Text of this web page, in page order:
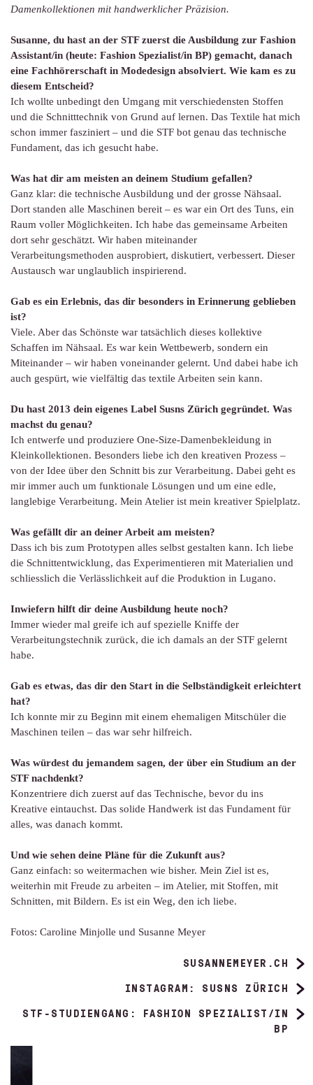
Damenkollektionen mit handwerklicher Präzision.
Susanne, du hast an der STF zuerst die Ausbildung zur Fashion
Assistant/in (heute: Fashion Spezialist/in BP) gemacht, danach
eine Fachhörerschaft in Modedesign absolviert. Wie kam es zu
diesem Entscheid?
Ich wollte unbedingt den Umgang mit verschiedensten Stoffen
und die Schnitttechnik von Grund auf lernen. Das Textile hat mich
schon immer fasziniert – und die STF bot genau das technische
Fundament, das ich gesucht habe.
Was hat dir am meisten an deinem Studium gefallen?
Ganz klar: die technische Ausbildung und der grosse Nähsaal.
Dort standen alle Maschinen bereit – es war ein Ort des Tuns, ein
Raum voller Möglichkeiten. Ich habe das gemeinsame Arbeiten
dort sehr geschätzt. Wir haben miteinander
Verarbeitungsmethoden ausprobiert, diskutiert, verbessert. Dieser
Austausch war unglaublich inspirierend.
Gab es ein Erlebnis, das dir besonders in Erinnerung geblieben
ist?
Viele. Aber das Schönste war tatsächlich dieses kollektive
Schaffen im Nähsaal. Es war kein Wettbewerb, sondern ein
Miteinander – wir haben voneinander gelernt. Und dabei habe ich
auch gespürt, wie vielfältig das textile Arbeiten sein kann.
Du hast 2013 dein eigenes Label Susns Zürich gegründet. Was
machst du genau?
Ich entwerfe und produziere One-Size-Damenbekleidung in
Kleinkollektionen. Besonders liebe ich den kreativen Prozess –
von der Idee über den Schnitt bis zur Verarbeitung. Dabei geht es
mir immer auch um funktionale Lösungen und um eine edle,
langlebige Verarbeitung. Mein Atelier ist mein kreativer Spielplatz.
Was gefällt dir an deiner Arbeit am meisten?
Dass ich bis zum Prototypen alles selbst gestalten kann. Ich liebe
die Schnittentwicklung, das Experimentieren mit Materialien und
schliesslich die Verlässlichkeit auf die Produktion in Lugano.
Inwiefern hilft dir deine Ausbildung heute noch?
Immer wieder mal greife ich auf spezielle Kniffe der
Verarbeitungstechnik zurück, die ich damals an der STF gelernt
habe.
Gab es etwas, das dir den Start in die Selbständigkeit erleichtert
hat?
Ich konnte mir zu Beginn mit einem ehemaligen Mitschüler die
Maschinen teilen – das war sehr hilfreich.
Was würdest du jemandem sagen, der über ein Studium an der
STF nachdenkt?
Konzentriere dich zuerst auf das Technische, bevor du ins
Kreative eintauchst. Das solide Handwerk ist das Fundament für
alles, was danach kommt.
Und wie sehen deine Pläne für die Zukunft aus?
Ganz einfach: so weitermachen wie bisher. Mein Ziel ist es,
weiterhin mit Freude zu arbeiten – im Atelier, mit Stoffen, mit
Schnitten, mit Bildern. Es ist ein Weg, den ich liebe.
Fotos: Caroline Minjolle und Susanne Meyer
SUSANNEMEYER.CH
INSTAGRAM: SUSNS ZÜRICH
STF-STUDIENGANG: FASHION SPEZIALIST/IN
BP